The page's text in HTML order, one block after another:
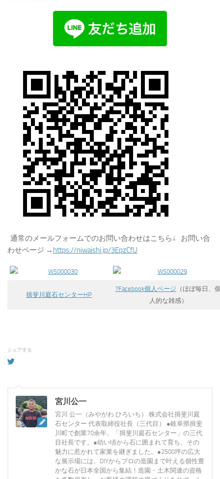
通常のメールフォームでのお問い合わせはこちら↓ お問い合
わせページ → https://niwaishi.jp/3EpzCfU
揖斐川庭石センターHP
?Facebook個人ページ （ほぼ毎日、
人的な雑感）
シェアする
宮川公一
宮川 公一（みやがわ ひろいち） 株式会社揖斐川庭
石センター 代表取締役社長（三代目） ●岐阜県揖斐
川町で創業70余年、「揖斐川庭石センター」の三代
目社長です。●幼い頃から石に囲まれて育ち、その
魅力に惹かれて家業を継ぎました。●2500坪の広大
な展示場には、DIYからプロの造園まで叶える個性豊
かな石が日本全国から集結！造園・土木関連の資格